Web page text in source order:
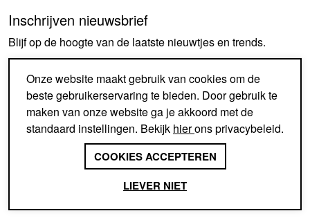
MA
14:00-18:00
DI-DO
09:30-18:00
ZA
09:30-17:00
ZO
GESLOTEN
Inschrijven nieuwsbrief
Blijf op de hoogte van de laatste nieuwtjes en trends.
AANMELDEN
SINDS 1926 EEN BEGRIP IN
SCHOENEN EN ACCESSOIRES
Onze website maakt gebruik van cookies om de
beste gebruikerservaring te bieden. Door gebruik te
maken van onze website ga je akkoord met de
standaard instellingen. Bekijk hierons privacybeleid.